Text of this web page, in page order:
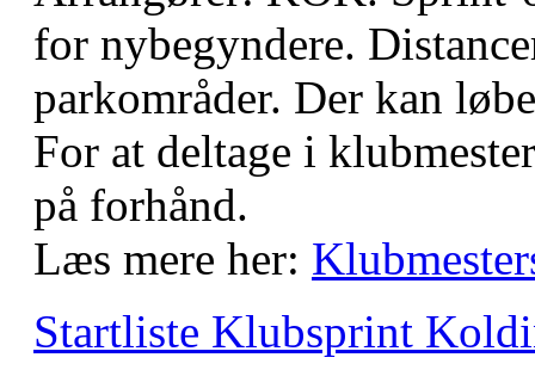
for nybegyndere.
parkområder. Der kan
For at deltage i
på forhånd.
Læs mere her:
Startliste Klubsprint